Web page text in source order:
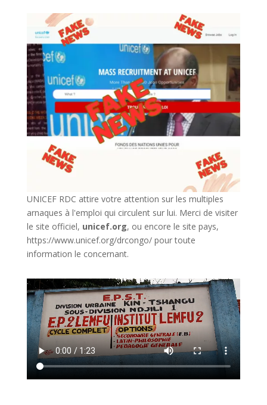
UNICEF RDC attire votre attention sur les multiples
arnaques à l'emploi qui circulent sur lui. Merci de visiter
le site officiel, unicef.org, ou encore le site pays,
https://www.unicef.org/drcongo/pour toute
information le concernant.